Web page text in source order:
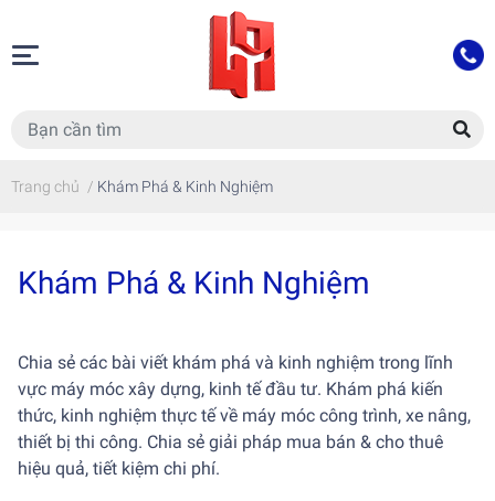
Trang chủ / Khám Phá & Kinh Nghiệm
Khám Phá & Kinh Nghiệm
Chia sẻ các bài viết khám phá và kinh nghiệm trong lĩnh
vực máy móc xây dựng, kinh tế đầu tư. Khám phá kiến
thức, kinh nghiệm thực tế về máy móc công trình, xe nâng,
thiết bị thi công. Chia sẻ giải pháp mua bán & cho thuê
hiệu quả, tiết kiệm chi phí.